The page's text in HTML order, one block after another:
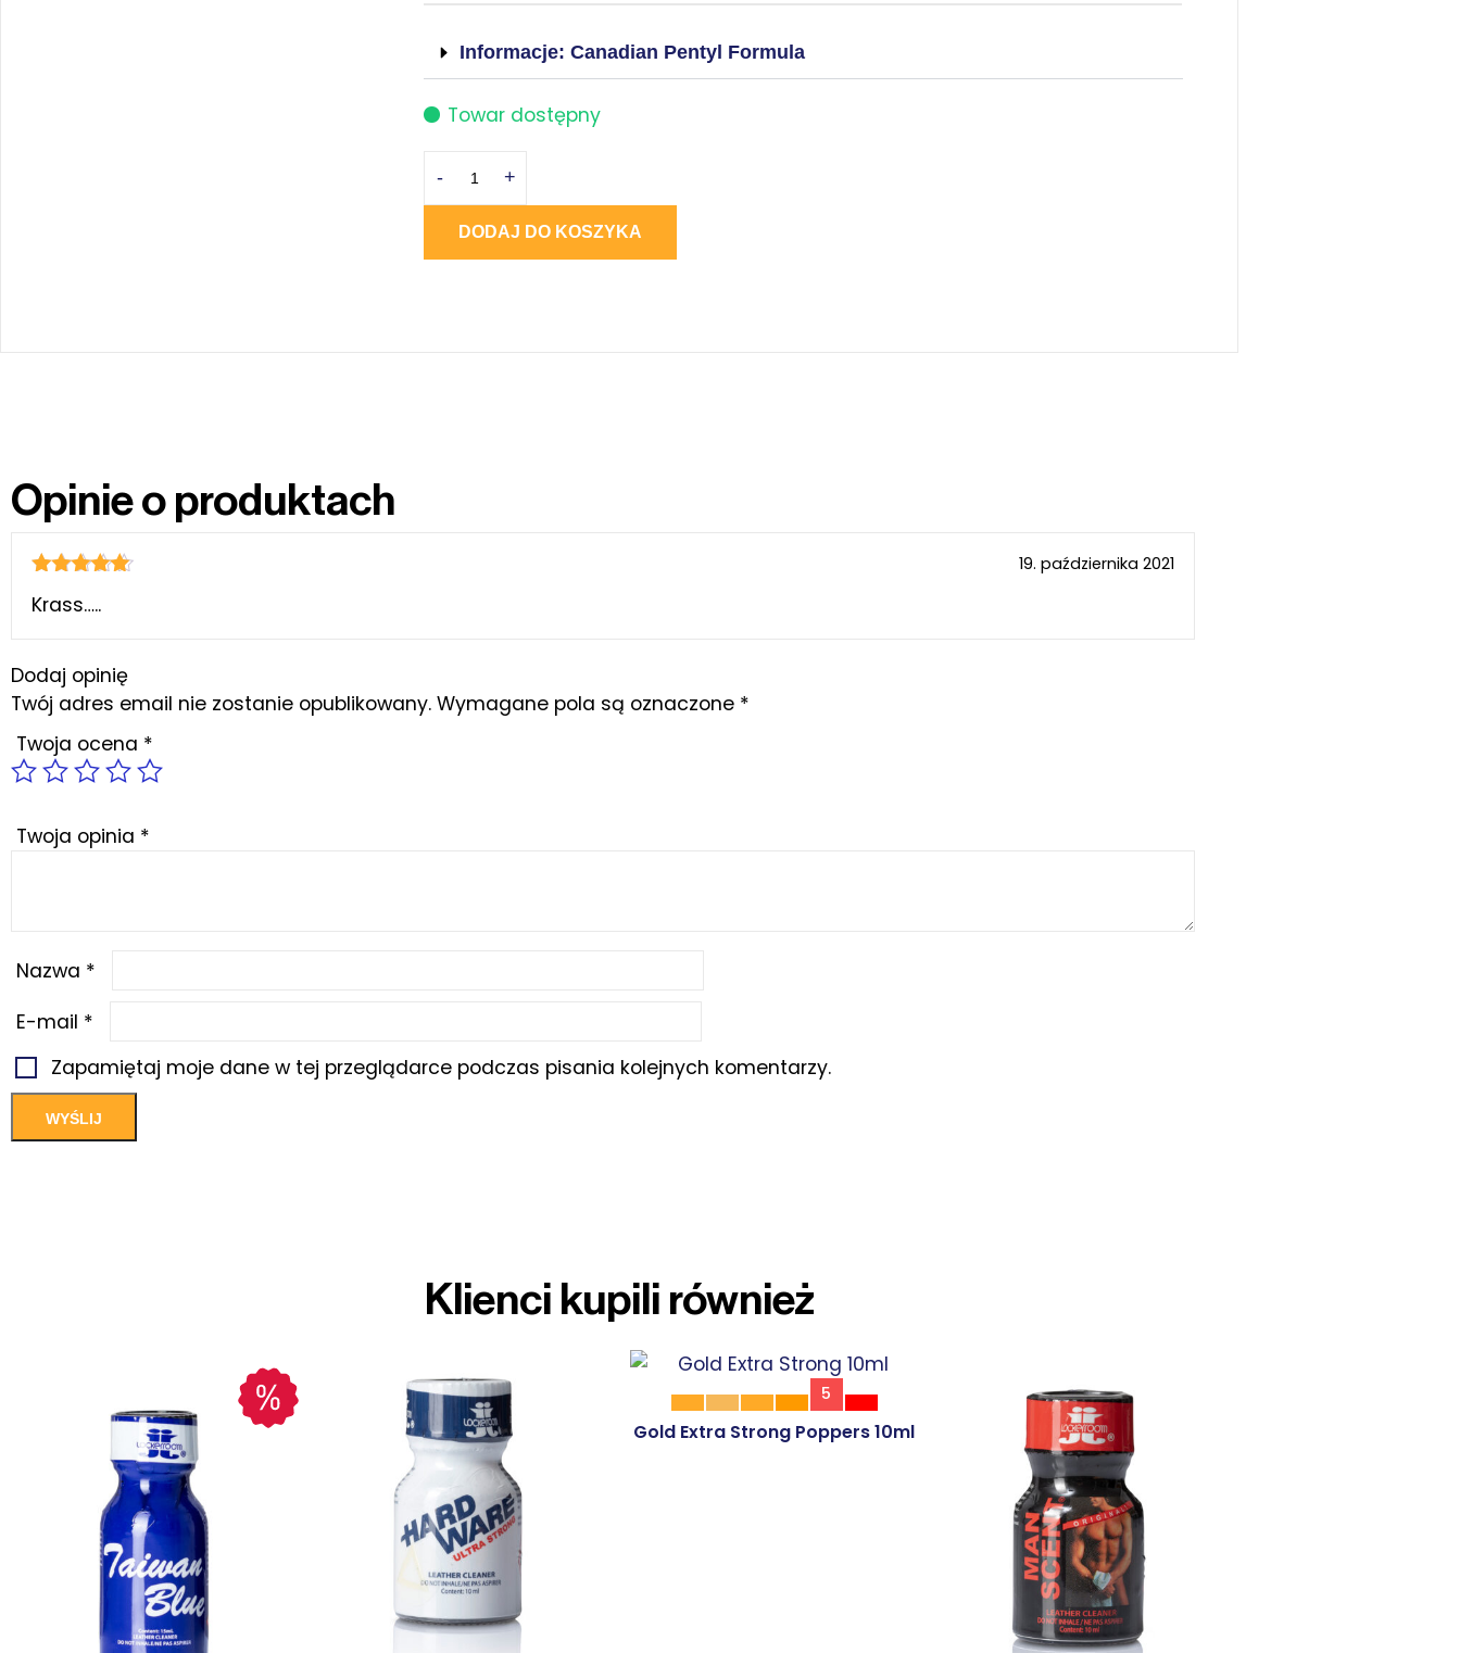
Informacje: Canadian Pentyl Formula
Towar dostępny
- +
DODAJ DO KOSZYKA
Opinie o produktach
na 5
19. października 2021
Krass…..
Dodaj opinię
Twój adres email nie zostanie opublikowany. Wymagane pola są oznaczone *
Twoja ocena *
Twoja opinia *
Nazwa *
E-mail *
Zapamiętaj moje dane w tej przeglądarce podczas pisania kolejnych komentarzy.
Klienci kupili również
5
Gold Extra Strong Poppers 10ml